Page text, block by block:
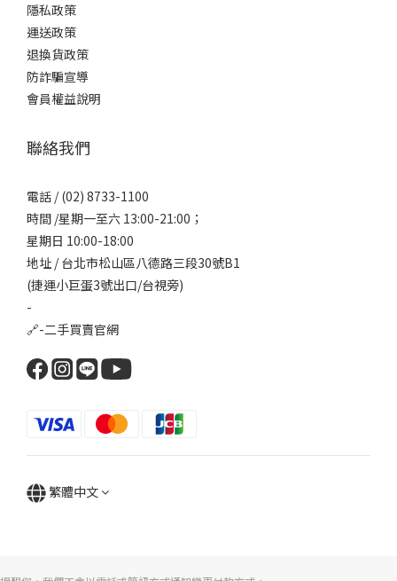
隱私政策
運送政策
退換貨政策
防詐騙宣導
會員權益說明
聯絡我們
電話 / (02) 8733-1100
時間 /星期一至六 13:00-21:00；
星期日 10:00-18:00
地址 / 台北市松山區八德路三段30號B1
(捷運小巨蛋3號出口/台視旁)
-
🔗-二手買賣官網
繁體中文